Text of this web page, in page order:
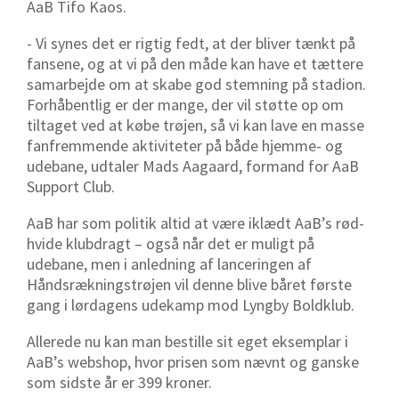
AaB Tifo Kaos.
- Vi synes det er rigtig fedt, at der bliver tænkt på
fansene, og at vi på den måde kan have et tættere
samarbejde om at skabe god stemning på stadion.
Forhåbentlig er der mange, der vil støtte op om
tiltaget ved at købe trøjen, så vi kan lave en masse
fanfremmende aktiviteter på både hjemme- og
udebane, udtaler Mads Aagaard, formand for AaB
Support Club.
AaB har som politik altid at være iklædt AaB’s rød-
hvide klubdragt – også når det er muligt på
udebane, men i anledning af lanceringen af
Håndsrækningstrøjen vil denne blive båret første
gang i lørdagens udekamp mod Lyngby Boldklub.
Allerede nu kan man bestille sit eget eksemplar i
AaB’s webshop, hvor prisen som nævnt og ganske
som sidste år er 399 kroner.